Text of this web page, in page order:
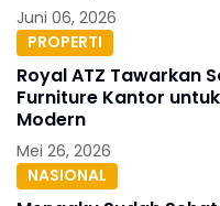
Juni 06, 2026
PROPERTI
Royal ATZ Tawarkan
Furniture Kantor
Modern
Mei 26, 2026
NASIONAL